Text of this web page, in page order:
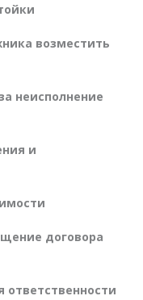
возместить
неисполнение
и
договора
ответственности